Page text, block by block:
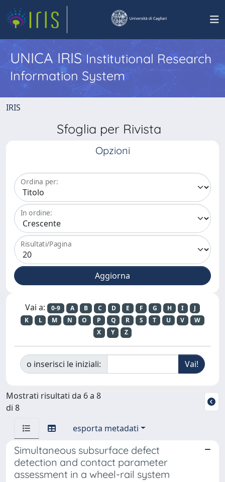
UNICA IRISInstitutional Research
Information System
IRIS
Sfoglia per Rivista
Opzioni
Ordina per:
In ordine:
Risultati/Pagina
Vai a: 0-9 A B C D E F G H I
J
K
L M N O P Q R S T U V
W
X
Y Z
o inserisci le iniziali:
Mostrati risultati da 6 a 8
di 8
esporta metadati
Simultaneous subsurface defect
detection and contact parameter
assessment in a wheel-rail system